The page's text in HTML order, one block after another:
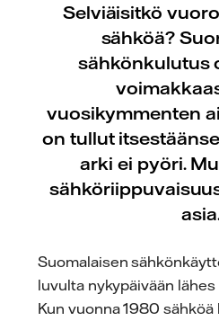
Selviäisitkö
sähköä?
sähkönkulutus
vuosikymmenten
on tullut
arki ei pyöri.
Suomalaisen
luvulta nykypäivään
Kun vuonna 1980